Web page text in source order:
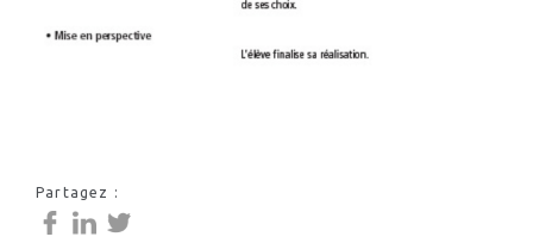
Partagez :